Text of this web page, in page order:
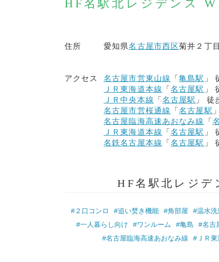
HF名駅北レジデンス
住所 愛知県名古屋市西区菊井２丁
アクセス 名古屋市営東山線 「亀島駅 」
ＪＲ東海道本線
「名古屋駅 」
ＪＲ中央本線
「 名古屋駅 」 徒
名古屋市営桜通線
「名古屋駅
名古屋臨海高速あおなみ線
「
ＪＲ東海道本線
「名古屋駅 」
名鉄名古屋本線
「名古屋駅 」
HF名駅北レジ
#２口コンロ #追い焚き機能 #角部屋
#温水
#一人暮らし向け
#ワンルーム #亀島
#名古
#名古屋臨海高速あおなみ線
#ＪＲ